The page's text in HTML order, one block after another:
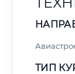
ТИП